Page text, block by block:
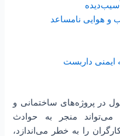
و هوایی نامساعد
در پروژه‌های ساختمانی و
منجر به حوادث
را به خطر می‌اندازد،